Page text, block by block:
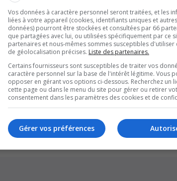
Style version: 1.1.8
Développé parphpBB
® Forum Software © phpBB
Traduction française officielle©Qiaeru
Vos données à caractère personnel seront traitées, et les
liées à votre appareil (cookies, identifiants uniques et
données) pourront être stockées et consultées par 66
que partagées avec lui, ou utilisées spécifiquement par ce
partenaires et nous-mêmes sommes susceptibles d'utiliser
de géolocalisation précises. Liste des partenaires.
Certains fournisseurs sont susceptibles de traiter vos
caractère personnel sur la base de l'intérêt légitime. Vous
opposer en gérant vos options ci-dessous. Recherchez un
cette page ou dans le menu du site pour gérer ou retirer
consentement dans les paramètres des cookies et de
Gérer vos préférences